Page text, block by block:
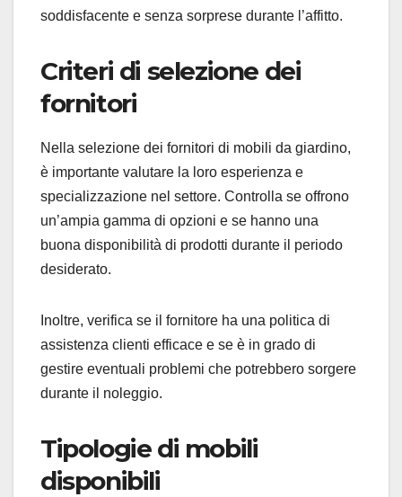
soddisfacente e senza sorprese durante l’affitto.
Criteri di selezione dei
fornitori
Nella selezione dei fornitori di mobili da giardino,
è importante valutare la loro esperienza e
specializzazione nel settore. Controlla se offrono
un’ampia gamma di opzioni e se hanno una
buona disponibilità di prodotti durante il periodo
desiderato.
Inoltre, verifica se il fornitore ha una politica di
assistenza clienti efficace e se è in grado di
gestire eventuali problemi che potrebbero sorgere
durante il noleggio.
Tipologie di mobili
disponibili